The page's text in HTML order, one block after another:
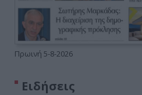
Πρωινή 5-8-2026
Ειδήσεις